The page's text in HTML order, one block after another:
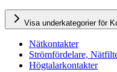
Visa underkategorier för
Nätkontakter
Strömfördelare,
Högtalarkontakter